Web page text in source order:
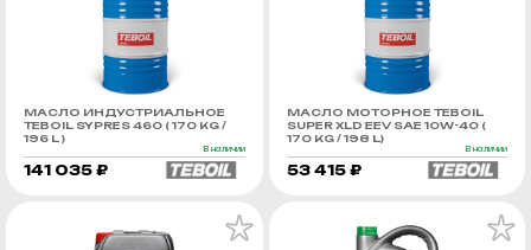
МАСЛО ИНДУСТРИАЛЬНОЕ
TEBOIL SYPRES 460 ( 170 KG /
196 L )
В наличии
141 035 ₽
МАСЛО МОТОРНОЕ TEBOIL
SUPER XLD EEV SAE 10W-40 (
170 KG / 198 L)
В наличии
53 415 ₽